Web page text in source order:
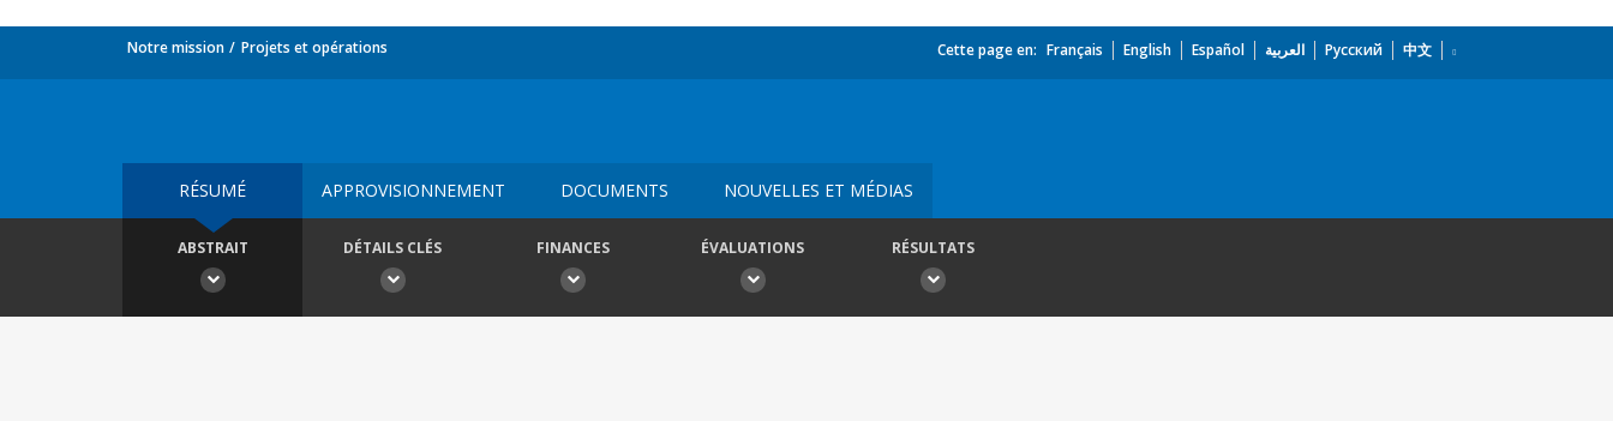
Notre mission Projets et opérations Cette page en: Français English Español العربية Русский 中文
RÉSUMÉ APPROVISIONNEMENT DOCUMENTS NOUVELLES ET MÉDIAS
ABSTRAIT DÉTAILS CLÉS FINANCES ÉVALUATIONS RÉSULTATS